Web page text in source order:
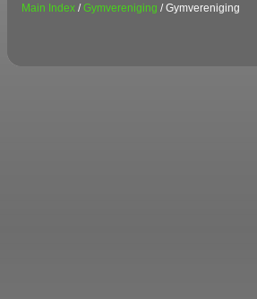
Main Index /Gymvereniging / Gymvereniging